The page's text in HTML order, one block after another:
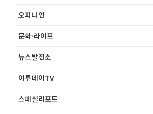
오피니언
문화·라이프
뉴스발전소
이투데이TV
스페셜리포트